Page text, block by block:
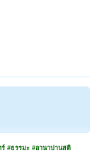
#ธรรมะ #อานาปานสติ